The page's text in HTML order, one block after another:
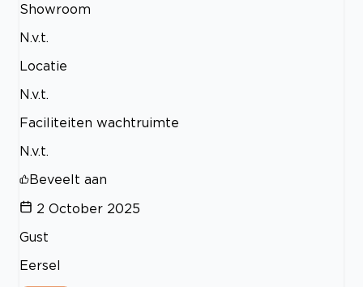
Showroom
N.v.t.
Locatie
N.v.t.
Faciliteiten wachtruimte
N.v.t.
Beveelt aan
2 October 2025
Gust
Eersel